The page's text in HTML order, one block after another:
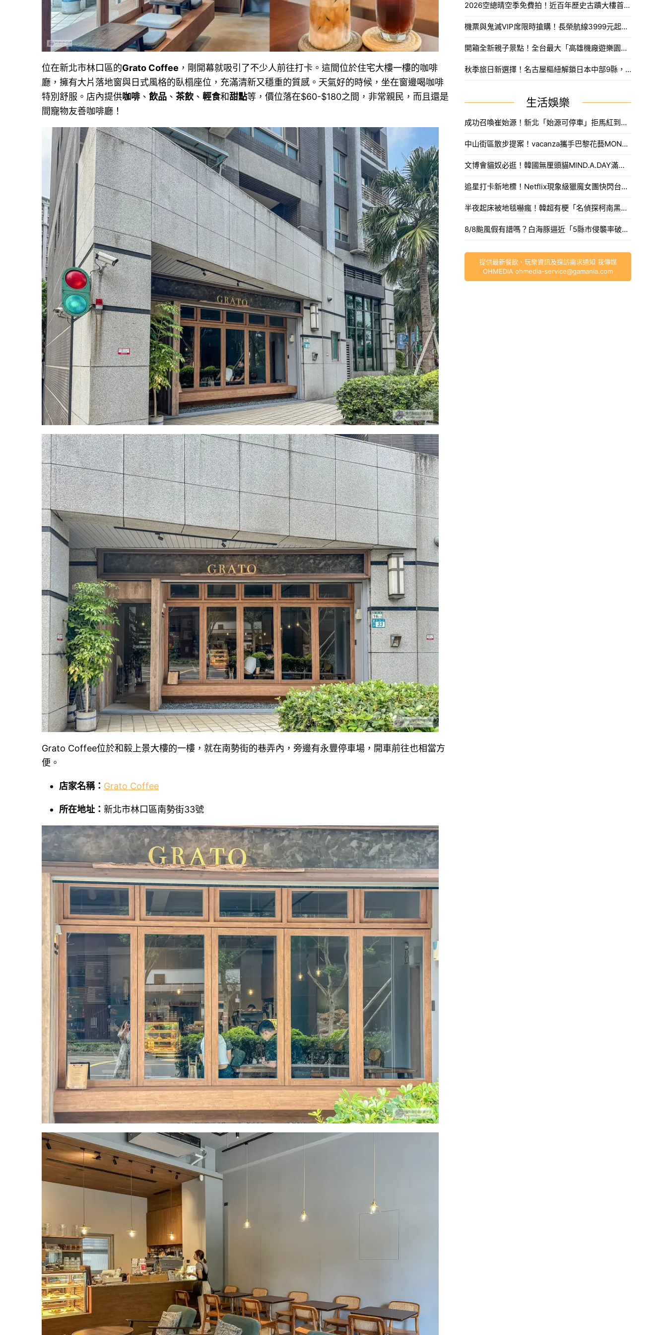
位在新北市林口區的Grato Coffee ，剛開幕就吸引了不少人前往打卡。這間位於住宅大樓一樓的咖啡
廳，擁有大片落地窗與日式風格的臥榻座位，充滿清新又穩重的質感。天氣好的時候，坐在窗邊喝咖啡
特別舒服。店內提供咖啡 、 飲品 、 茶飲 、 輕食和甜點等，價位落在$60-$180之間，非常親民，而且還是
間寵物友善咖啡廳！
Grato Coffee位於和毅上景大樓的一樓，就在南勢街的巷弄內，旁邊有永豐停車場，開車前往也相當方
便。
店家名稱： Grato Coffee
所在地址： 新北市林口區南勢街33號
2026空總晴空季免費拍！近百年歷史古蹟大樓首度開放，沈浸式光影藝術、星空劇場。
機票與鬼滅VIP席限時搶購！長榮航線3999元起，中信兄弟主題套票8月7日開賣攻略。
開箱全新親子景點！全台最大「高雄機廠遊樂園區」8/8開幕，攀岩場、戲水區30項設施免費玩。
秋季旅日新選擇！名古屋樞紐解鎖日本中部9縣，搶先預訂父親節孝親賞楓之旅。
生活娛樂
成功召喚崔始源！新北「始源可停車」拒馬紅到本人來朝聖，親臨門口問：「停車可以嗎」笑翻網友。
中山街區散步提案！vacanza攜手巴黎花藝MONCEAU FLEURS，把鮮花當作穿搭戴著走。
文博會貓奴必逛！韓國無厘頭貓MIND.A.DAY滿額送周邊，作家親揭台灣限定新品。
追星打卡新地標！Netflix現象級獵魔女團快閃台中，魂門舞台與限定週邊完整開箱。
半夜起床被地毯嚇瘋！韓超有梗「名偵探柯南黑衣人」系列周邊，用玻璃杯喝水直接被死亡凝視。
8/8颱風假有譜嗎？白海豚逼近「5縣市侵襲率破40%」，氣象署最快今發海警。
提供最新餐飲、玩樂資訊及採訪需求通知 我傳媒
OHMEDIA ohmedia-service@gamania.com